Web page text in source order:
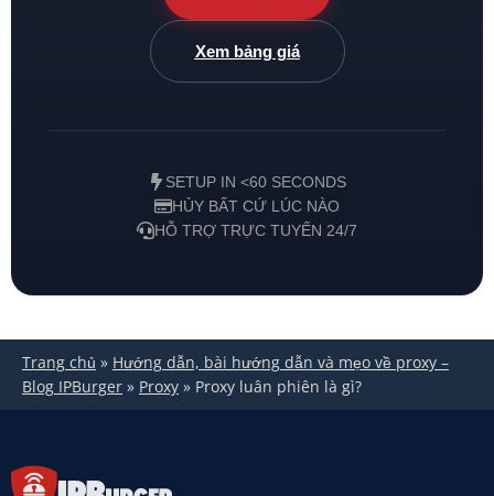
Xem bảng giá
SETUP IN <60 SECONDS
HỦY BẤT CỨ LÚC NÀO
HỖ TRỢ TRỰC TUYẾN 24/7
Trang chủ » Hướng dẫn, bài hướng dẫn và mẹo về proxy –
Blog IPBurger » Proxy » Proxy luân phiên là gì?